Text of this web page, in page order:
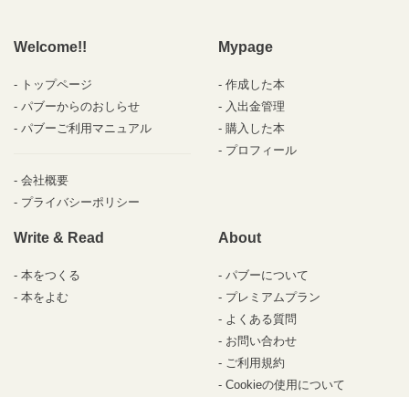
Welcome!!
トップページ
パブーからのおしらせ
パブーご利用マニュアル
会社概要
プライバシーポリシー
Mypage
作成した本
入出金管理
購入した本
プロフィール
Write & Read
本をつくる
本をよむ
About
パブーについて
プレミアムプラン
よくある質問
お問い合わせ
ご利用規約
Cookieの使用について